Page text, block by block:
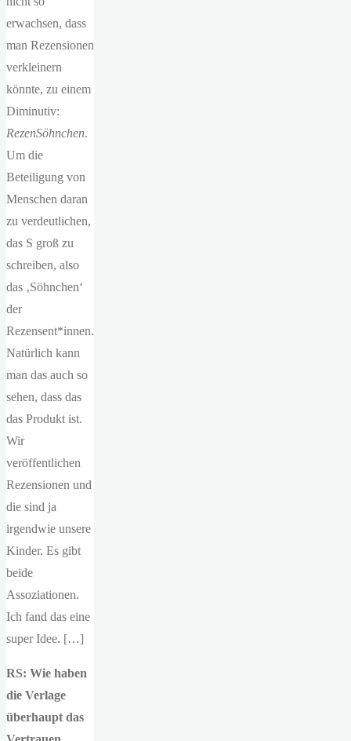
erwachsen, dass
man Rezensionen
verkleinern
könnte, zu einem
Diminutiv:
RezenSöhnchen.
Um die
Beteiligung von
Menschen daran
zu verdeutlichen,
das S groß zu
schreiben, also
das ‚Söhnchen‘
der
Rezensent*innen.
Natürlich kann
man das auch so
sehen, dass das
das Produkt ist.
Wir
veröffentlichen
Rezensionen und
die sind ja
irgendwie unsere
Kinder. Es gibt
beide
Assoziationen.
Ich fand das eine
super Idee. […]
RS: Wie haben
die Verlage
überhaupt das